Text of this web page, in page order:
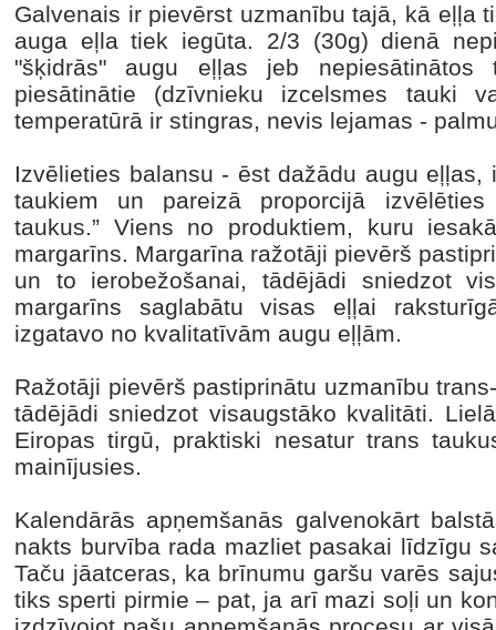
Galvenais ir pievērst uzmanību tajā, kā eļļa
auga eļla tiek iegūta. 2/3 (30g) dienā
"šķidrās" augu eļļas jeb
piesātinātie (dzīvnieku izcelsmes tauki
temperatūrā ir stingras, nevis lejamas -
Izvēlieties balansu - ēst dažādu augu
taukiem un pareizā proporcijā
taukus.” Viens no produktiem, kuru
margarīns. Margarīna ražotāji pievērš
un to ierobežošanai, tādējādi sniedzot
margarīns saglabātu visas eļļai
izgatavo no kvalitatīvām augu eļļām.
Ražotāji pievērš pastiprinātu uzmanību
tādējādi sniedzot visaugstāko kvalitāti.
Eiropas tirgū, praktiski nesatur trans
mainījusies.
Kalendārās apņemšanās galvenokārt
nakts burvība rada mazliet pasakai līdzīgu
Taču jāatceras, ka brīnumu garšu varēs
tiks sperti pirmie – pat, ja arī mazi soļi un